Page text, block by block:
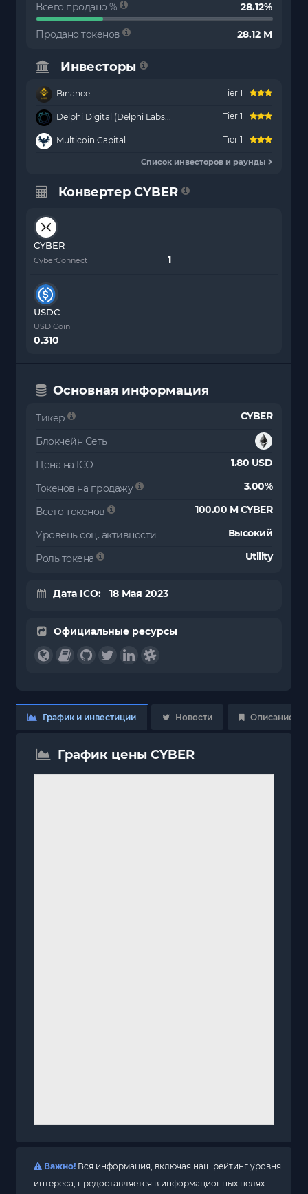
Всего продано %
28.12%
Продано токенов 28.12 M
Инвесторы
Binance Tier 1
Delphi Digital (Delphi Labs... Tier 1
Multicoin Capital Tier 1
Список инвесторов и раунды
Конвертер CYBER
CYBER
CyberConnect
USDC
USD Coin
0.310
Основная информация
Тикер CYBER
Блокчейн Сеть
Цена на ICO
1.80 USD
Токенов на продажу 3.00%
Всего токенов 100.00 M CYBER
Уровень соц. активности Высокий
Роль токена Utility
Дата ICO: 18 Мая 2023
Официальные ресурсы
График и инвестиции Новости Описание
График цены CYBER
Важно! Вся информация, включая наш рейтинг уровня
интереса, предоставляется в информационных целях.